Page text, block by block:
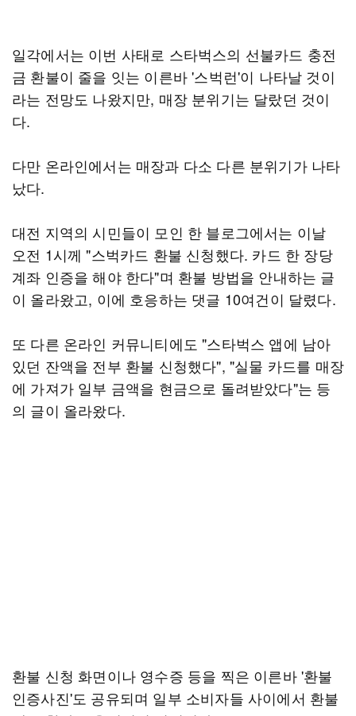
일각에서는 이번 사태로 스타벅스의 선불카드 충전
금 환불이 줄을 잇는 이른바 '스벅런'이 나타날 것이
라는 전망도 나왔지만, 매장 분위기는 달랐던 것이
다.
다만 온라인에서는 매장과 다소 다른 분위기가 나타
났다.
대전 지역의 시민들이 모인 한 블로그에서는 이날
오전 1시께 "스벅카드 환불 신청했다. 카드 한 장당
계좌 인증을 해야 한다"며 환불 방법을 안내하는 글
이 올라왔고, 이에 호응하는 댓글 10여건이 달렸다.
또 다른 온라인 커뮤니티에도 "스타벅스 앱에 남아
있던 잔액을 전부 환불 신청했다", "실물 카드를 매장
에 가져가 일부 금액을 현금으로 돌려받았다"는 등
의 글이 올라왔다.
환불 신청 화면이나 영수증 등을 찍은 이른바 '환불
인증사진'도 공유되며 일부 소비자들 사이에서 환불